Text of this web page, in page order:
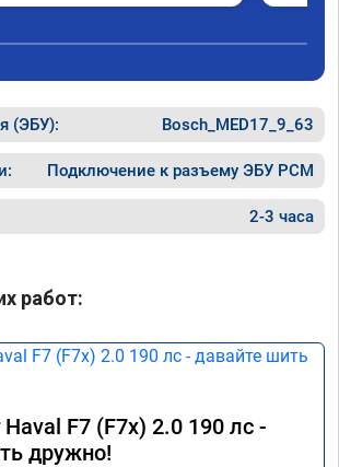
реагировать на
в диапазоне низких
немного снизился при
но при активной — вырас,
лучше «крутится».
спасибо команде за
(ЭБУ): Bosch_MED17_9_63
Подключение к разъему ЭБУ PCM
2-3 часа
работ:
F7 (F7x) 2.0 190 лс -
дружно!